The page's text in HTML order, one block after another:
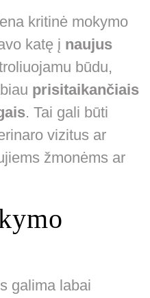
kritinė mokymo
katę į naujus
būdu,
prisitaikančiais
. Tai gali būti
vizitus ar
žmonėms ar
galima labai